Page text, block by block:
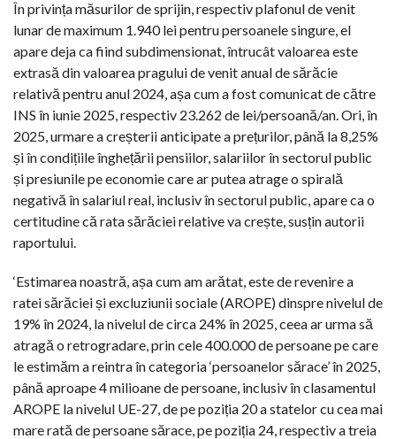
În privința măsurilor de sprijin, respectiv plafonul de venit
lunar de maximum 1.940 lei pentru persoanele singure, el
apare deja ca fiind subdimensionat, întrucât valoarea este
extrasă din valoarea pragului de venit anual de sărăcie
relativă pentru anul 2024, așa cum a fost comunicat de către
INS în iunie 2025, respectiv 23.262 de lei/persoană/an. Ori, în
2025, urmare a creșterii anticipate a prețurilor, până la 8,25%
și în condițiile înghețării pensiilor, salariilor în sectorul public
și presiunile pe economie care ar putea atrage o spirală
negativă în salariul real, inclusiv în sectorul public, apare ca o
certitudine că rata sărăciei relative va crește, susțin autorii
raportului.
‘Estimarea noastră, așa cum am arătat, este de revenire a
ratei sărăciei și excluziunii sociale (AROPE) dinspre nivelul de
19% în 2024, la nivelul de circa 24% în 2025, ceea ar urma să
atragă o retrogradare, prin cele 400.000 de persoane pe care
le estimăm a reintra în categoria ‘persoanelor sărace’ în 2025,
până aproape 4 milioane de persoane, inclusiv în clasamentul
AROPE la nivelul UE-27, de pe poziția 20 a statelor cu cea mai
mare rată de persoane sărace, pe poziția 24, respectiv a treia